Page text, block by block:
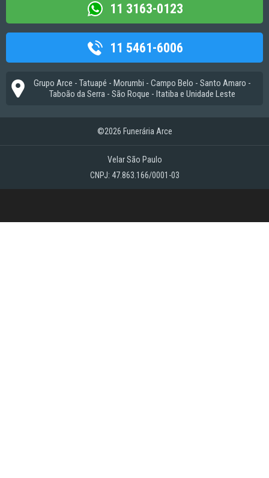
11 3163-0123
11 5461-6006
Grupo Arce - Tatuapé - Morumbi - Campo Belo - Santo Amaro -
Taboão da Serra - São Roque - Itatiba e Unidade Leste
©2026 Funerária Arce
Velar São Paulo
CNPJ: 47.863.166/0001-03